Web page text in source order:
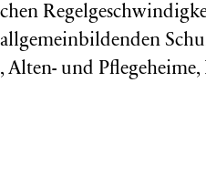
und Pflegeheime,